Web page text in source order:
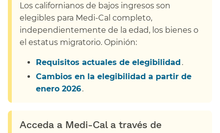
Los californianos de bajos ingresos son
elegibles para Medi-Cal completo,
independientemente de la edad, los bienes o
el estatus migratorio. Opinión:​​
Requisitos actuales de elegibilidad​​ .
Cambios en la elegibilidad a partir de
enero 2026​​.
Acceda a Medi-Cal a través de